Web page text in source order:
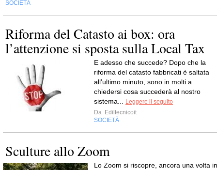
SOCIETÀ
Riforma del Catasto ai box: ora
l’attenzione si sposta sulla Local Tax
E adesso che succede? Dopo che la
riforma del catasto fabbricati è saltata
all’ultimo minuto, sono in molti a
chiedersi cosa succederà al nostro
sistema...
Leggere il seguito
Da Ediltecnicoit
SOCIETÀ
Sculture allo Zoom
Lo Zoom si riscopre, ancora una volta in